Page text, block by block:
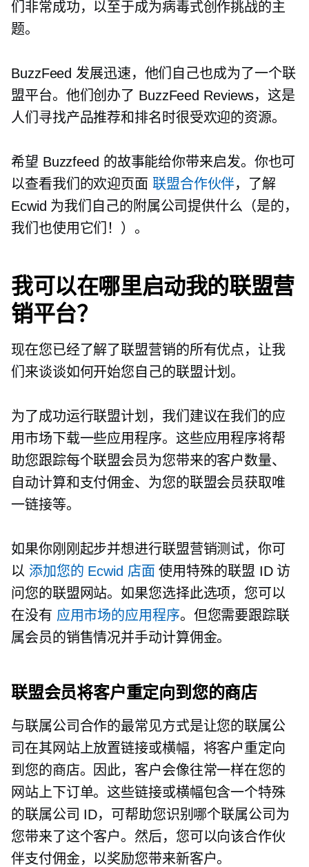
们非常成功，以至于成为病毒式创作挑战的主
题。
BuzzFeed 发展迅速，他们自己也成为了一个联
盟平台。他们创办了 BuzzFeed Reviews，这是
人们寻找产品推荐和排名时很受欢迎的资源。
希望 Buzzfeed 的故事能给你带来启发。你也可
以查看我们的欢迎页面 联盟合作伙伴，了解
Ecwid 为我们自己的附属公司提供什么（是的，
我们也使用它们！）。
我可以在哪里启动我的联盟营
销平台？
现在您已经了解了联盟营销的所有优点，让我
们来谈谈如何开始您自己的联盟​​计划。
为了成功运行联盟计划，我们建议在我们的应
用市场下载一些应用程序。这些应用程序将帮
助您跟踪每个联盟会员为您带来的客户数量、
自动计算和支付佣金、为您的联盟会员获取唯
一链接等。
如果你刚刚起步并想进行联盟营销测试，你可
以 添加您的 Ecwid 店面使用特殊的联盟 ID 访
问您的联盟网站。如果您选择此选项，您可以
在没有 应用市场的应用程序。但您需要跟踪联
属会员的销售情况并手动计算佣金。
联盟会员将客户重定向到您的商店
与联属公司合作的最常见方式是让您的联属公
司在其网站上放置链接或横幅，将客户重定向
到您的商店。因此，客户会像往常一样在您的
网站上下订单。这些链接或横幅包含一个特殊
的联属公司 ID，可帮助您识别哪个联属公司为
您带来了这个客户。然后，您可以向该合作伙
伴支付佣金，以奖励您带来新客户。